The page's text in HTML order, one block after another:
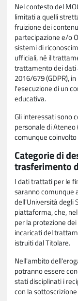
Nel contesto del
limitati a quelli
fruizione dei
partecipazione e/o
sistemi di
ufficiali, né il
trattamento dei dati
2016/679 (GDPR),
l'esecuzione di un
educativa.
Gli interessati sono
personale di
comunque
Categorie di
trasferimento
I dati trattati per le
saranno comunque
dell'Università degli
piattaforma, che,
per la protezione
incaricati del
istruiti dal Titolare.
Nell'ambito
potranno essere
stati disciplinati i
con la